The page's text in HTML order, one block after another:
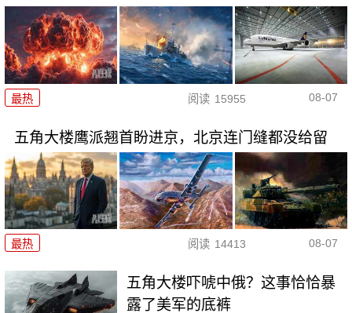
最热 阅读 15955 08-07
五角大楼鹰派翘首盼进京，北京连门缝都没给留
最热 阅读 14413 08-07
五角大楼吓唬中俄？这事恰恰暴
露了美军的底裤